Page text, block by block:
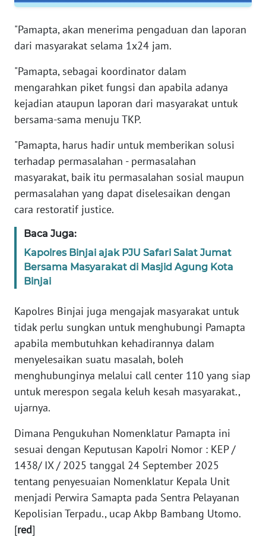
"Pamapta, akan menerima pengaduan dan laporan
dari masyarakat selama 1x24 jam.
"Pamapta, sebagai koordinator dalam
mengarahkan piket fungsi dan apabila adanya
kejadian ataupun laporan dari masyarakat untuk
bersama-sama menuju TKP.
"Pamapta, harus hadir untuk memberikan solusi
terhadap permasalahan - permasalahan
masyarakat, baik itu permasalahan sosial maupun
permasalahan yang dapat diselesaikan dengan
cara restoratif justice.
Baca Juga:
Kapolres Binjai ajak PJU Safari Salat Jumat
Bersama Masyarakat di Masjid Agung Kota
Binjai
Kapolres Binjai juga mengajak masyarakat untuk
tidak perlu sungkan untuk menghubungi Pamapta
apabila membutuhkan kehadirannya dalam
menyelesaikan suatu masalah, boleh
menghubunginya melalui call center 110 yang siap
untuk merespon segala keluh kesah masyarakat.,
ujarnya.
Dimana Pengukuhan Nomenklatur Pamapta ini
sesuai dengan Keputusan Kapolri Nomor : KEP /
1438/ IX / 2025 tanggal 24 September 2025
tentang penyesuaian Nomenklatur Kepala Unit
menjadi Perwira Samapta pada Sentra Pelayanan
Kepolisian Terpadu., ucap Akbp Bambang Utomo.
[red]
JAMBI
WN
SULTRA
WN
NTB
WN
SULTENG
WN
SULBAR
BABEL
WN
WN
SUMSEL
WN
BENGKULU
LAMPUNG
WN
JATENG
WN
NUSANTARA